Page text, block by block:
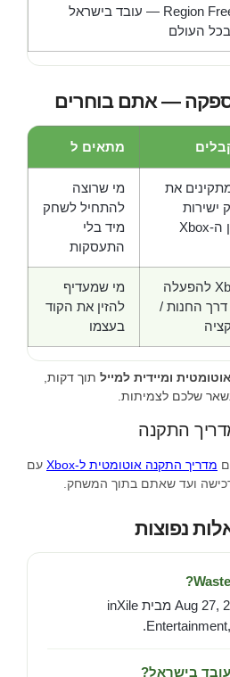
Region Free — עובד בישראל
העולם
— אתם בוחרים
מתאים ל
את
ישירות
לחשבון ה-Xbox
מי שרוצה
להתחיל לשחק
מיד בלי
התעסקות
קוד Xbox להפעלה
החנות /
מי שמעדיף
להזין את הקוד
בעצמו
אוטומטית ומיידית למייל תוך דקות,
שלכם לצמיתות.
התקנה
מדריך התקנה אוטומטית ל-Xbox
עם
ועד שאתם בתוך המשחק.
נפוצות
המשחק שוחרר ב-Aug 27, 2020 מבית inXile